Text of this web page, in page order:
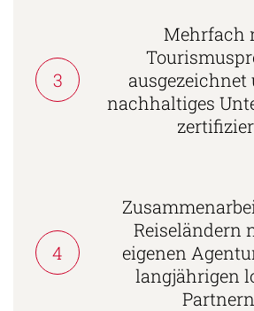
3
Mehrfach
ausgezeichnet
nachhaltiges
4
Reiseländern
eigenen
langjährigen